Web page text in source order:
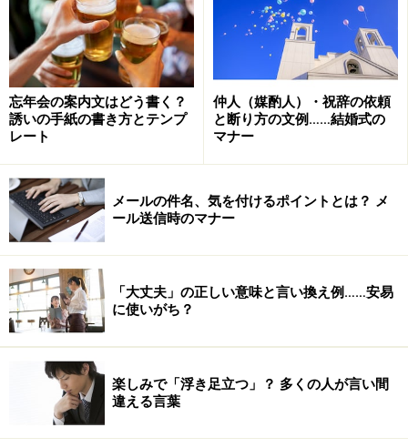
■「丈夫（じょうふ）」とは
《「じょうぶ」とも。中国の周の制度で1丈（約
2メートル）を男子の身長としたところから》り
っぱな男。ますらお。「堂々たる丈夫」「偉丈
一［形動］［文］［ナリ］
健康に恵まれているさま。達者。「丈夫
で、病気ひとつしたことがない」「からだ
物が、しっかりしていて壊れにくいさま。
「丈夫なひも」「値段の割に丈夫な靴」
確かなさま。確実。「何十年でも此所（こ
こ）に留めませと―なる言ひ渡し」〈浮・歌
三味線・一〉（「デジタル大辞泉」より）
忘年会の案内文はどう書く？
誘いの手紙の書き方とテンプ
レート
仲人（媒酌人）・祝辞の依頼
と断り方の文例……結婚式の
マナー
メールの件名、気を付けるポイントとは？ メ
ール送信時のマナー
「大丈夫」の正しい意味と言い換え例……安易
に使いがち？
楽しみで「浮き足立つ」？ 多くの人が言い間
違える言葉